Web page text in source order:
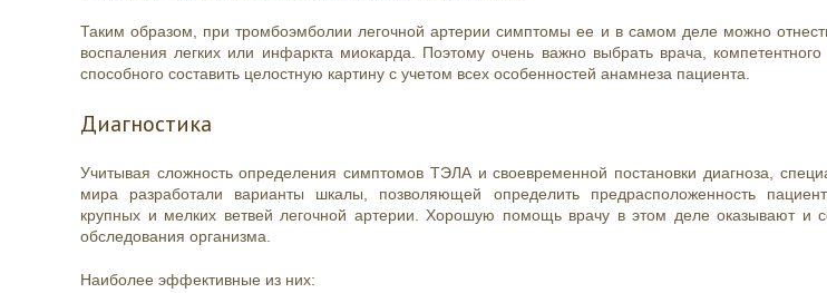
Таким образом, при тромбоэмболии легочной артерии симптомы ее и в самом деле можно
воспаления легких или инфаркта миокарда. Поэтому очень важно выбрать врача,
способного составить целостную картину с учетом всех особенностей анамнеза пациента.
Диагностика
Учитывая сложность определения симптомов ТЭЛА и своевременной постановки диагноза,
мира разработали варианты шкалы, позволяющей определить предрасположенность
крупных и мелких ветвей легочной артерии. Хорошую помощь врачу в этом деле оказывают и
обследования организма.
Наиболее эффективные из них: